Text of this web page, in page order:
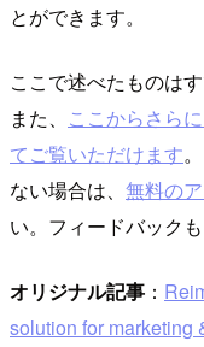
とができます。
ここで述べたものは
また、 ここからさら
てご覧いただけます
ない場合は、 無料の
い。フィードバック
オリジナル記事 ：
solution for marketing